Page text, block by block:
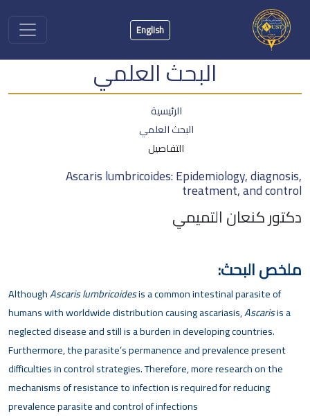
English
البحث العلمي
الرئيسية
البحث العلمي
التفاصيل
Ascaris lumbricoides: Epidemiology, diagnosis,
treatment, and control
دكتور كنعان التميمي
ملخص البحث:
AlthoughAscaris lumbricoidesis a common intestinal parasite of
humans with worldwide distribution causing ascariasis,Ascarisis a
neglected disease and still is a burden in developing countries.
Furthermore, the parasite’s permanence and prevalence present
difficulties in control strategies. Therefore, more research on the
mechanisms of resistance to infection is required for reducing
prevalence parasite and control of infections